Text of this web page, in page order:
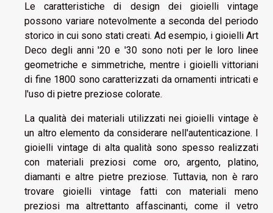
Le caratteristiche di design dei gioielli vintage
possono variare notevolmente a seconda del periodo
storico in cui sono stati creati. Ad esempio, i gioielli Art
Deco degli anni '20 e '30 sono noti per le loro linee
geometriche e simmetriche, mentre i gioielli vittoriani
di fine 1800 sono caratterizzati da ornamenti intricati e
l'uso di pietre preziose colorate.
La qualità dei materiali utilizzati nei gioielli vintage è
un altro elemento da considerare nell'autenticazione. I
gioielli vintage di alta qualità sono spesso realizzati
con materiali preziosi come oro, argento, platino,
diamanti e altre pietre preziose. Tuttavia, non è raro
trovare gioielli vintage fatti con materiali meno
preziosi ma altrettanto affascinanti, come il vetro